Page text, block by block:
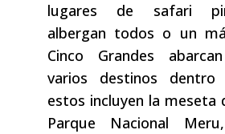
lugares de safari
albergan todos o un
Cinco Grandes
varios destinos
estos incluyen la meseta
Parque Nacional